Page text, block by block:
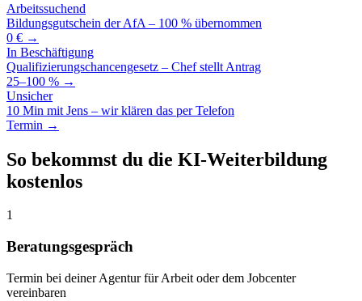
Arbeitssuchend
Bildungsgutschein der AfA – 100 % übernommen
0 € →
In Beschäftigung
Qualifizierungschancengesetz – Chef stellt Antrag
25–100 % →
Unsicher
10 Min mit Jens – wir klären das per Telefon
Termin →
So bekommst du die KI-Weiterbildung
kostenlos
1
Beratungsgespräch
Termin bei deiner Agentur für Arbeit oder dem Jobcenter
vereinbaren